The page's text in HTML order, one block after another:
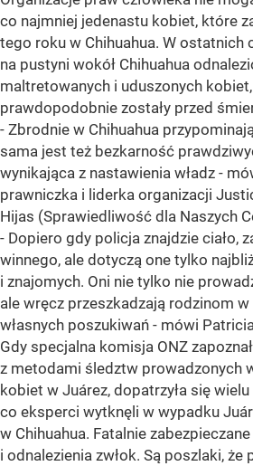
co najmniej jedenastu kobiet, które
tego roku w Chihuahua. W ostatnich
na pustyni wokół Chihuahua
maltretowanych i uduszonych
prawdopodobnie zostały przed
- Zbrodnie w Chihuahua
sama jest też bezkarność
wynikająca z nastawienia władz -
prawniczka i liderka organizacji
Hijas (Sprawiedliwość dla Naszych
- Dopiero gdy policja znajdzie ciało,
winnego, ale dotyczą one tylko
i znajomych. Oni nie tylko nie
ale wręcz przeszkadzają rodzinom
własnych poszukiwań - mówi
Gdy specjalna komisja ONZ
z metodami śledztw prowadzonych
kobiet w Juárez, dopatrzyła się wielu
co eksperci wytknęli w wypadku
w Chihuahua. Fatalnie
i odnalezienia zwłok. Są poszlaki, że